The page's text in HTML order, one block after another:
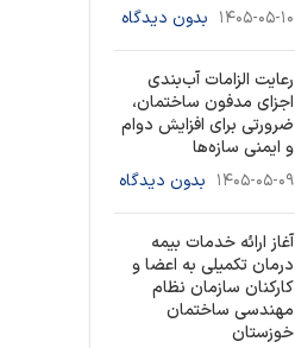
۱۴۰۵-۰۵-۱۰ بدون دیدگاه
رعایت الزامات آب‌بندی
اجزای مدفون ساختمان،
ضرورتی برای افزایش دوام
و ایمنی سازه‌ها
۱۴۰۵-۰۵-۰۹ بدون دیدگاه
آغاز ارائه خدمات بیمه
درمان تکمیلی به اعضا و
کارکنان سازمان نظام
مهندسی ساختمان
خوزستان